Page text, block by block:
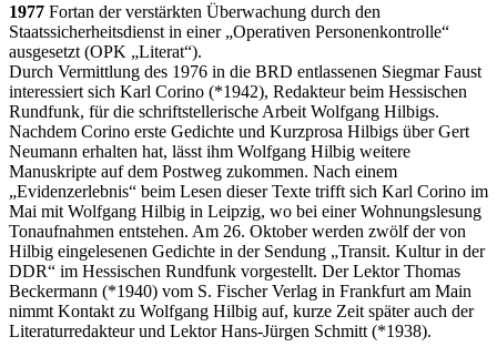
1977 Fortan der verstärkten Überwachung durch den
Staatssicherheitsdienst in einer „Operativen Personenkontrolle“
ausgesetzt (OPK „Literat“).
Durch Vermittlung des 1976 in die BRD entlassenen Siegmar Faust
interessiert sich Karl Corino (*1942), Redakteur beim Hessischen
Rundfunk, für die schriftstellerische Arbeit Wolfgang Hilbigs.
Nachdem Corino erste Gedichte und Kurzprosa Hilbigs über Gert
Neumann erhalten hat, lässt ihm Wolfgang Hilbig weitere
Manuskripte auf dem Postweg zukommen. Nach einem
„Evidenzerlebnis“ beim Lesen dieser Texte trifft sich Karl Corino im
Mai mit Wolfgang Hilbig in Leipzig, wo bei einer Wohnungslesung
Tonaufnahmen entstehen. Am 26. Oktober werden zwölf der von
Hilbig eingelesenen Gedichte in der Sendung „Transit. Kultur in der
DDR“ im Hessischen Rundfunk vorgestellt. Der Lektor Thomas
Beckermann (*1940) vom S. Fischer Verlag in Frankfurt am Main
nimmt Kontakt zu Wolfgang Hilbig auf, kurze Zeit später auch der
Literaturredakteur und Lektor Hans-Jürgen Schmitt (*1938).